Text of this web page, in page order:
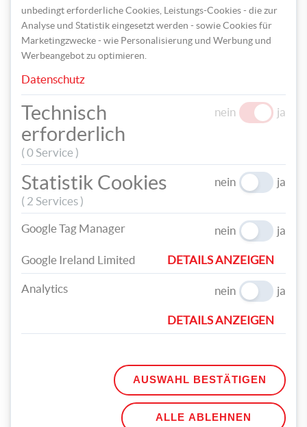
Stecken Sie anschließend den Zaun und das kleine Vogelhaus in
die Dose.
Verzieren Sie den Zaun danach noch mit einer Wimpelgirlande,
unbedingt erforderliche Cookies, Leistungs-Cookies - die zur
Analyse und Statistik eingesetzt werden - sowie Cookies für
Marketingzwecke - wie Personalisierung und Werbung und
Werbeangebot zu optimieren.
Datenschutz
Technisch
erforderlich
( 0 Service )
nein ja
Statistik Cookies
( 2 Services )
nein ja
Google Tag Manager nein ja
Google Ireland Limited DETAILS ANZEIGEN
Analytics nein ja
DETAILS ANZEIGEN
AUSWAHL BESTÄTIGEN
ALLE ABLEHNEN